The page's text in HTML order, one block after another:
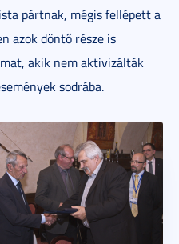
pártnak, mégis fellépett a
azok döntő része is
akik nem aktivizálták
sodrába.